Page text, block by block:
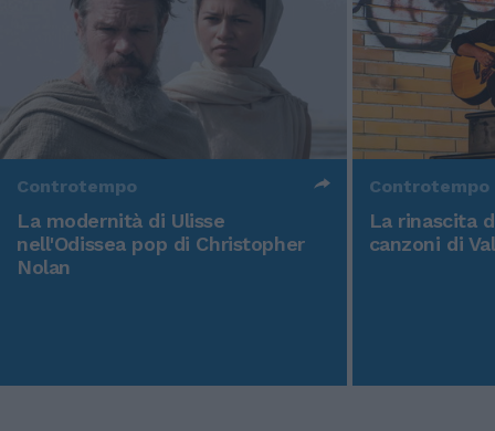
Controtempo
La modernità di Ulisse
nell'Odissea pop di Christopher
Nolan
Controtempo
La rinascita
canzoni di